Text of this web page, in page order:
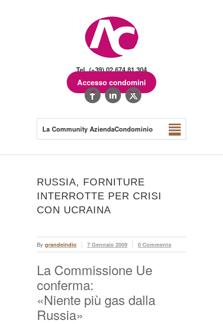
Tel. (+39) 02.674.81.304
Accesso condomini
La Community AziendaCondominio
RUSSIA, FORNITURE
INTERROTTE PER CRISI
CON UCRAINA
By grandeindio 7 Gennaio 2009 0 Comments
La Commissione Ue
conferma:
«Niente più gas dalla
Russia»